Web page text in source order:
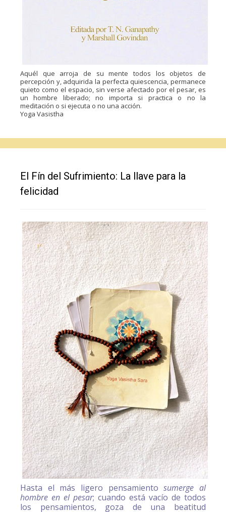
Aquél que arroja de su mente todos los objetos de
percepción y, adquirida la perfecta quiescencia, permanece
quieto como el espacio, sin verse afectado por el pesar, es
un hombre liberado; no importa si practica o no la
meditación o si ejecuta o no una acción.
Yoga Vasistha
El Fín del Sufrimiento: La llave para la
felicidad
Hasta el más ligero pensamientosumerge al
hombre en el pesar; cuando está vacío de todos
los pensamientos, goza de una beatitud